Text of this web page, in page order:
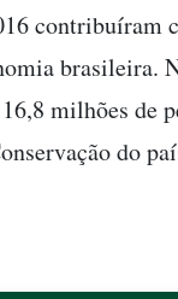
contribuíram
brasileira.
milhões de
do